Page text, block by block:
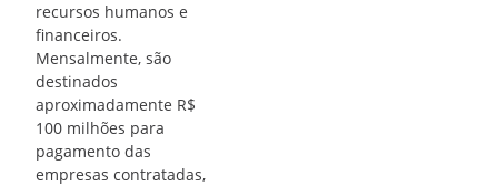
recursos humanos e
financeiros.
Mensalmente, são
destinados
aproximadamente R$
100 milhões para
pagamento das
empresas contratadas,